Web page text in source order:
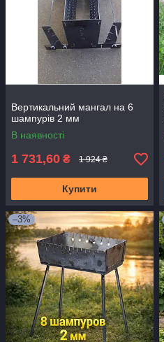
Вертикальний мангал на 6
шампурів 2 мм
В наявності
1 731,60 ₴ 1 924 ₴
Купити
–3%